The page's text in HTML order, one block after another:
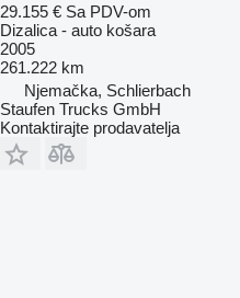
29.155 € Sa PDV-om
Dizalica - auto košara
2005
261.222 km
Njemačka, Schlierbach
Staufen Trucks GmbH
Kontaktirajte prodavatelja